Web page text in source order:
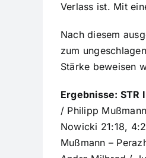
Verlass ist. Mit
Nach diesem
zum
Stärke beweisen
Ergebnisse: STR
/ Philipp
Nowicki 21:18,
Mußmann –